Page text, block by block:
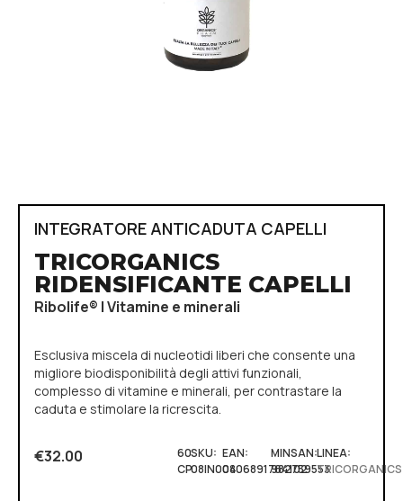
INTEGRATORE ANTICADUTA CAPELLI
TRICORGANICS
RIDENSIFICANTE CAPELLI
Ribolife® | Vitamine e minerali
Esclusiva miscela di nucleotidi liberi che consente una
migliore biodisponibilità degli attivi funzionali,
complesso di vitamine e minerali, per contrastare la
caduta e stimolare la ricrescita.
€32.00
60
CP
SKU:
08IN004
EAN:
0806891764102
MINSAN:
982759553
LINEA:
TRICORGANICS